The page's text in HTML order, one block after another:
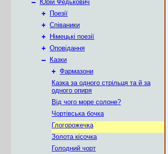
–
Юрій Федькович
+
Поезії
+ Співаники
+
Німецькі поезії
+ Оповідання
–
Казки
+ Фармазони
Казка за одного стрільця та й за
одного опиря
Від чого море солоне?
Чортівська бочка
Глогорожечка
Золота кісочка
Голодний чорт